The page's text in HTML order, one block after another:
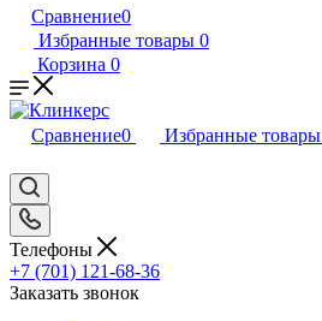
Сравнение0
Избранные товары 0
Корзина 0
Сравнение0 Избранные товары
Телефоны
+7 (701) 121-68-36
Заказать звонок